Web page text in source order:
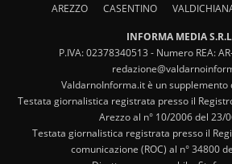
AREZZO CASENTINO
INFORMA MEDIA
P.IVA: 02378340513 - Numero REA:
ValdarnoInforma.it è un supplemento
Testata giornalistica registrata presso il
Arezzo al n° 10/2006 del 23/
Testata giornalistica registrata presso il
comunicazione (ROC) al n° 34800